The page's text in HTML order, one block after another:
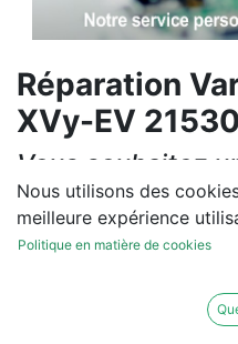
Réparation
XVy-EV
Vous souhaitez
réparation ou de
diagnostic sur
Nous utilisons des
meilleure expérience
Politique en matière de cookies